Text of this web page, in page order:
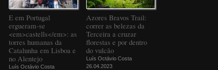
E em Portugal
ergueram-se
<em>castells</em>: as
torres humanas da
Catalunha em Lisboa e
no Alentejo
Luís Octávio Costa
Azores Bravos Trail:
correr as belezas da
Terceira a cruzar
florestas e por dentro
do vulcão
Luís Octávio Costa
26.04.2023